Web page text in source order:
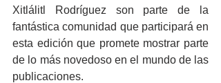
Xitlálitl Rodríguez son parte de la
fantástica comunidad que participará en
esta edición que promete mostrar parte
de lo más novedoso en el mundo de las
publicaciones.